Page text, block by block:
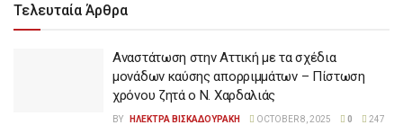
Τελευταία Άρθρα
Αναστάτωση στην Αττική με τα σχέδια
μονάδων καύσης απορριμμάτων – Πίστωση
χρόνου ζητά ο Ν. Χαρδαλιάς
BY ΗΛΕΚΤΡΑ ΒΙΣΚΑΔΟΥΡΑΚΗ OCTOBER 8, 2025 0 247